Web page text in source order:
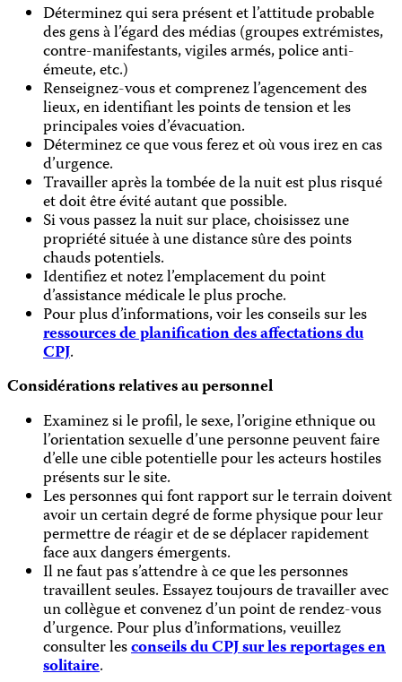
Déterminez qui sera présent et l’attitude probable
des gens à l’égard des médias (groupes extrémistes,
contre-manifestants, vigiles armés, police anti-
émeute, etc.)
Renseignez-vous et comprenez l’agencement des
lieux, en identifiant les points de tension et les
principales voies d’évacuation.
Déterminez ce que vous ferez et où vous irez en cas
d’urgence.
Travailler après la tombée de la nuit est plus risqué
et doit être évité autant que possible.
Si vous passez la nuit sur place, choisissez une
propriété située à une distance sûre des points
chauds potentiels.
Identifiez et notez l’emplacement du point
d’assistance médicale le plus proche.
Pour plus d’informations, voir les conseils sur les
ressources de planification des affectations du
CPJ.
Considérations relatives au personnel
Examinez si le profil, le sexe, l’origine ethnique ou
l’orientation sexuelle d’une personne peuvent faire
d’elle une cible potentielle pour les acteurs hostiles
présents sur le site.
Les personnes qui font rapport sur le terrain doivent
avoir un certain degré de forme physique pour leur
permettre de réagir et de se déplacer rapidement
face aux dangers émergents.
Il ne faut pas s’attendre à ce que les personnes
travaillent seules. Essayez toujours de travailler avec
un collègue et convenez d’un point de rendez-vous
d’urgence. Pour plus d’informations, veuillez
consulter lesconseils du CPJ sur les reportages en
solitaire.